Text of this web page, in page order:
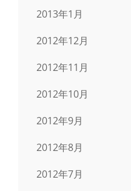
2013年1月
2012年12月
2012年11月
2012年10月
2012年9月
2012年8月
2012年7月